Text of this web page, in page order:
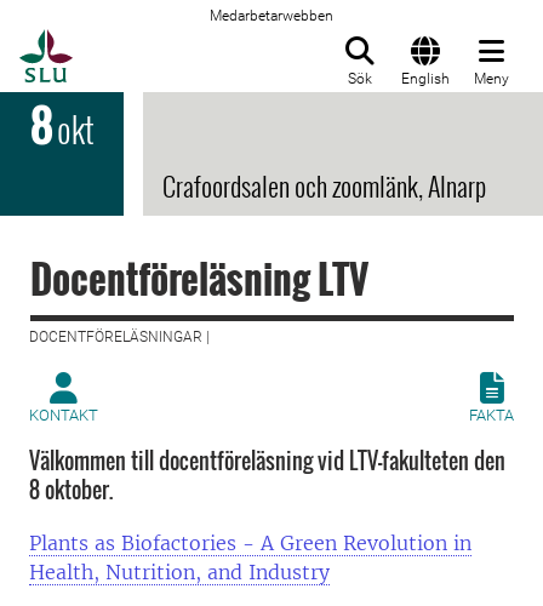
Medarbetarwebben
Sök English Meny
8okt
Crafoordsalen och zoomlänk, Alnarp
Docentföreläsning LTV
DOCENTFÖRELÄSNINGAR |
KONTAKT FAKTA
Välkommen till docentföreläsning vid LTV-fakulteten den
8 oktober.
Plants as Biofactories - A Green Revolution in
Health, Nutrition, and Industry